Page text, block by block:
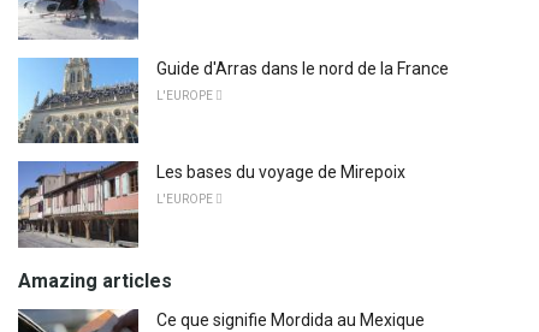
Guide d'Arras dans le nord de la France
L'EUROPE 
Les bases du voyage de Mirepoix
L'EUROPE 
Amazing articles
Ce que signifie Mordida au Mexique